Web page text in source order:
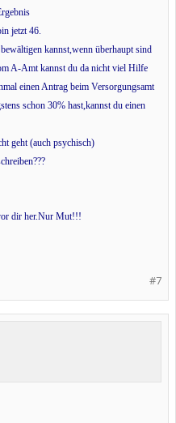
jetzt 46.
kannst,wenn überhaupt sind
A-Amt kannst du da nicht viel Hilfe
einen Antrag beim Versorgungsamt
schon 30% hast,kannst du einen
geht (auch psychisch)
dir her.Nur Mut!!!
#7